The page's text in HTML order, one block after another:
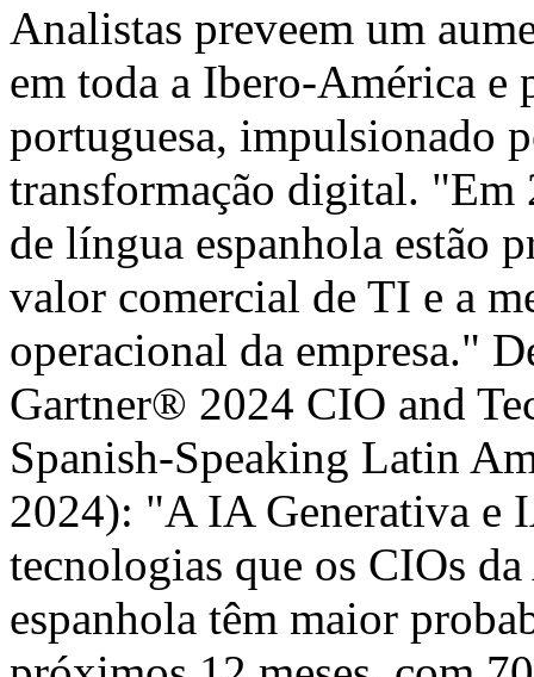
Analistas preveem um
em toda a Ibero-América e
portuguesa, impulsionado
transformação digital. "Em
de língua espanhola estão
valor comercial de TI e a
operacional da empresa."
Gartner® 2024 CIO and
Spanish-Speaking Latin
2024): "A IA Generativa e
tecnologias que os CIOs
espanhola têm maior